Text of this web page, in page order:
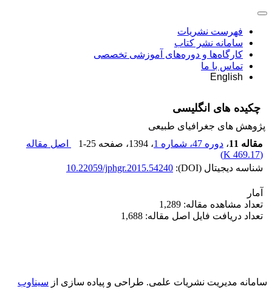
فهرست نشریات
سامانه نشر کتاب
کارگاه‌ها و دوره‌های آموزشی تخصصی
تماس با ما
English
چکیده های انگلیسی
پژوهش های جغرافیای طبیعی
مقاله 11
، دوره 47، شماره 1 ، 1394 ، صفحه 1-25
اصل مقاله
(
469.17 K
)
شناسه دیجیتال (DOI):
10.22059/jphgr.2015.54240
آمار
تعداد مشاهده مقاله: 1,289
تعداد دریافت فایل اصل مقاله: 1,688
سامانه مدیریت نشریات علمی. طراحی و پیاده سازی از سیناوب